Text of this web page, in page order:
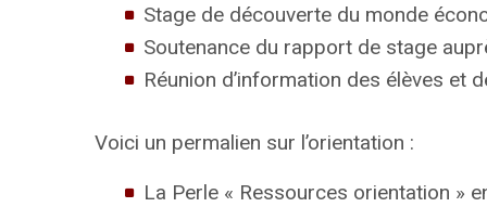
Stage de découverte du monde
Soutenance du rapport de stage
Réunion d’information des élèves et
Voici un permalien sur l’orientation :
La Perle « Ressources orientation »